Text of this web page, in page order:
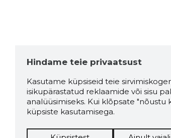
Hindame teie privaatsust
Kasutame küpsiseid teie
isikupärastatud reklaamide või sisu
analüüsimiseks. Kui klõpsate
küpsiste kasutamisega.